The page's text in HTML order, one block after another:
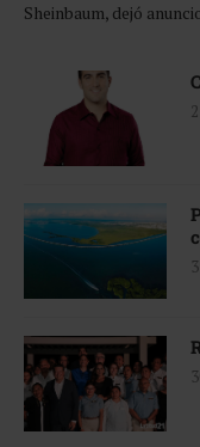
Sheinbaum, dejó